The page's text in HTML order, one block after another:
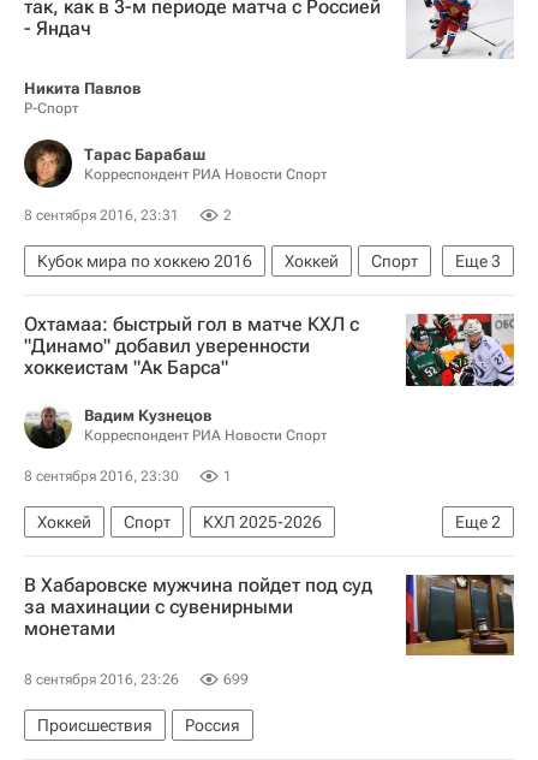
так, как в 3-м периоде матча с Россией
- Яндач
Никита Павлов
Р-Спорт
Тарас Барабаш
Корреспондент РИА Новости Спорт
8 сентября 2016, 23:31 2
Еще3
Кубок мира по хоккею 2016 Хоккей
Спорт
Кубок мира по хоккею
Чехия
Сборная России по хоккею с шайбой
Охтамаа: быстрый гол в матче КХЛ с
"Динамо" добавил уверенности
хоккеистам "Ак Барса"
Вадим Кузнецов
Корреспондент РИА Новости Спорт
8 сентября 2016, 23:30 1
Еще2
Хоккей Спорт
КХЛ 2025-2026
ХК Динамо (Москва)
Ак Барс
В Хабаровске мужчина пойдет под суд
за махинации с сувенирными
монетами
8 сентября 2016, 23:26 699
Происшествия Россия